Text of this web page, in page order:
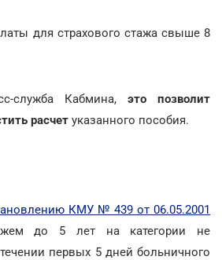
для страхового стажа свыше 8
служба Кабмина, это позволит
расчет указанного пособия.
КМУ № 439 от 06.05.2001
до 5 лет на категории не
первых 5 дней больничного